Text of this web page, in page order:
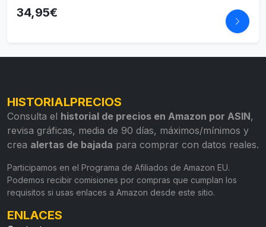
34,95€
HISTORIALPRECIOS
Consulta el historial de precios en Amazon por ASIN,
revisa gráficas, media de 90 días, máximos/mínimos y
crea alertas de bajada para comprar con datos reales.
Participamos en el Programa de Afiliados de Amazon EU.
Podemos recibir comisiones por compras que cumplan los
requisitos si usas enlaces a Amazon desde este sitio.
ENLACES